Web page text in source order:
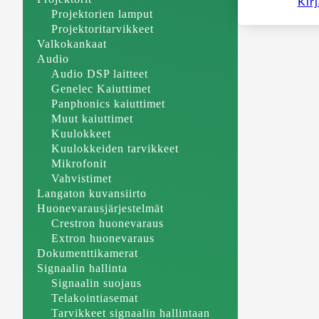
Projektorien lamput
Projektoritarvikkeet
Valkokankaat
Audio
Audio DSP laitteet
Genelec Kaiuttimet
Panphonics kaiuttimet
Muut kaiuttimet
Kuulokkeet
Kuulokkeiden tarvikkeet
Mikrofonit
Vahvistimet
Langaton kuvansiirto
Huonevarausjärjestelmät
Crestron huonevaraus
Extron huonevaraus
Dokumenttikamerat
Signaalin hallinta
Signaalin suojaus
Telakointiasemat
Tarvikkeet signaalin hallintaan